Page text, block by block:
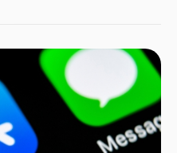
전히 가장 높습니다. 이날
나 하락했습니다. 연초 대비로는
우드는 이날 스퀘어, 로쿠,
식을 저가에 매수 했습니다.👉테슬라
각이 주목받는 이유는 거품론
다 주가가 상당이 높다는 평가를
묻지마 투자를 해 온 투자자들이